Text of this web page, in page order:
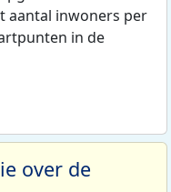
aantal inwoners per
in de
over de